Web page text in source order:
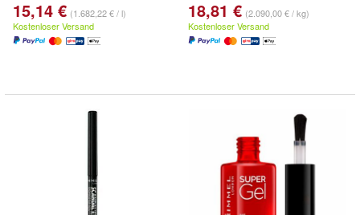
15,14 € (1.682,22 € / l)
Kostenloser Versand
18,81 € (2.090,00 € / kg)
Kostenloser Versand